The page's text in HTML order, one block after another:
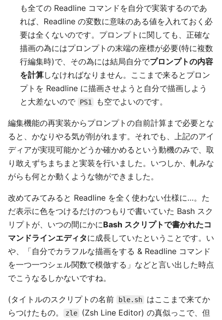
も全ての Readline コマンドを自分で実装するのであ
れば、Readline の変数に意味のある値を入れておく必
要は全くないのです。プロンプトに関しても、正確な
描画の為にはプロンプトの末端の座標が必要(特に複数
行編集時)で、その為には結局自分でプロンプトの内容
を計算しなければなりません。ここまで来るとプロン
プトを Readline に描画させようと自分で描画しよう
と大差ないので
PS1 も空でよいのです。
編集機能の再実装からプロンプトの自前計算まで必要とな
ると、かなりやる気が削がれます。それでも、上記のアイ
ディアが実現可能かどうか確かめるという動機のみで、取
り敢えずちまちまと実装を行いました。いつしか、軋みな
がらも何とか動くような物ができました。
改めてみてみると Readline を全く使わない仕様に…。た
だ表示に色をつけるだけのつもりで書いていた Bash スク
リプトが、いつの間にかにBash スクリプトで書かれたコ
マンドラインエディタに成長していたということです。い
や、「自分でカラフルな描画をする & Readline コマンド
を一つ一つシェル関数で模倣する」などと言い出した時点
でこうなるしかないですね。
(タイトルのスクリプトの名前 ble.sh
はここまで来てか
らつけたもの。
zle
(Zsh Line Editor) の真似っこで、但